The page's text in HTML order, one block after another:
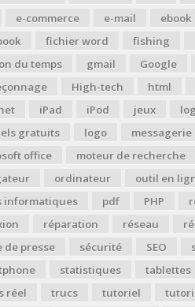
e-commerce
e-mail ebook
fichier word fishing
du temps
gmail Google
High-tech html
iPad iPod jeux
gratuits
logo
office
moteur de recherche
ordinateur outil en
informatiques
pdf PHP
réparation réseau
de presse
sécurité SEO
statistiques tablettes
réel
trucs tutoriel